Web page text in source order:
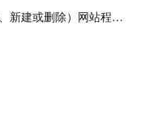
使用FTP管理（上传、下载、移动、授权、新建或删除）网站程序文件